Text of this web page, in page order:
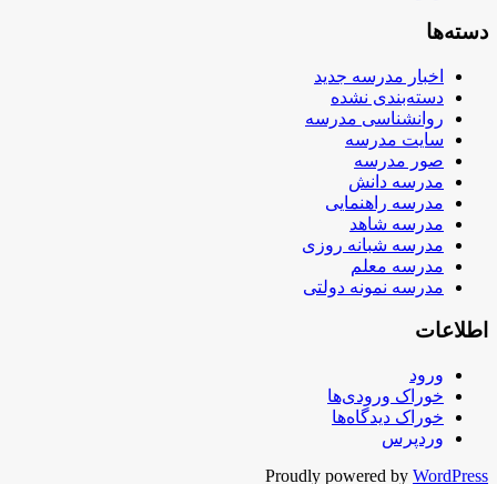
دسته‌ها
اخبار مدرسه جدید
دسته‌بندی نشده
روانشناسی مدرسه
سایت مدرسه
صور مدرسه
مدرسه دانش
مدرسه راهنمایی
مدرسه شاهد
مدرسه شبانه روزی
مدرسه معلم
مدرسه نمونه دولتی
اطلاعات
ورود
خوراک ورودی‌ها
خوراک دیدگاه‌ها
وردپرس
Proudly powered by WordPress